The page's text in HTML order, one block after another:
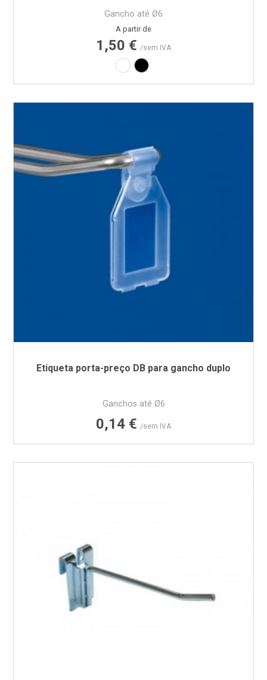
Gancho até Ø6
Preço
A partir de
1,50 € /sem IVA
BrancoPreto
Etiqueta porta-preço DB para gancho duplo
Ganchos até Ø6
Preço
0,14 € /sem IVA